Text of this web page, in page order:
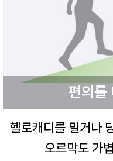
편의를
헬로캐디를 밀거나
오르막도 가